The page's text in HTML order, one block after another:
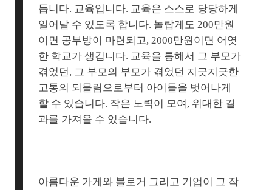
듭니다. 교육입니다. 교육은 스스로 당당하게
일어날 수 있도록 합니다. 놀랍게도 200만원
이면 공부방이 마련되고, 2000만원이면 어엿
한 학교가 생깁니다. 교육을 통해서 그 부모가
겪었던, 그 부모의 부모가 겪었던 지긋지긋한
고통의 되물림으로부터 아이들을 벗어나게
할 수 있습니다. 작은 노력이 모여, 위대한 결
과를 가져올 수 있습니다.
아름다운 가게와 블로거 그리고 기업이 그 작